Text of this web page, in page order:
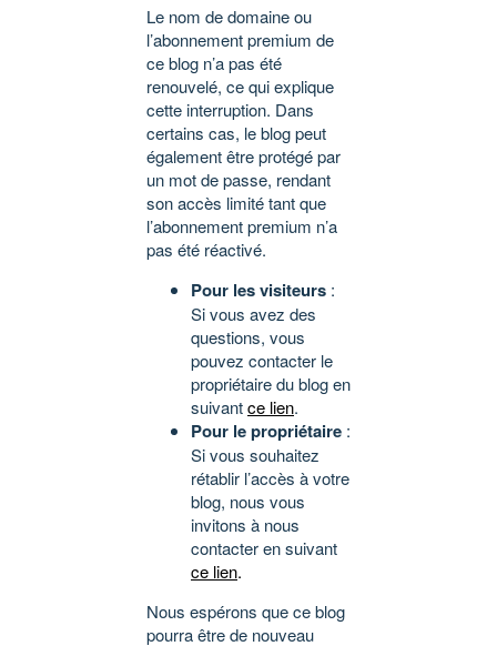
Le nom de domaine ou
l’abonnement premium de
ce blog n’a pas été
renouvelé, ce qui explique
cette interruption. Dans
certains cas, le blog peut
également être protégé par
un mot de passe, rendant
son accès limité tant que
l’abonnement premium n’a
pas été réactivé.
Pour les visiteurs :
Si vous avez des
questions, vous
pouvez contacter le
propriétaire du blog en
suivantce lien.
Pour le propriétaire :
Si vous souhaitez
rétablir l’accès à votre
blog, nous vous
invitons à nous
contacter en suivant
ce lien.
Nous espérons que ce blog
pourra être de nouveau